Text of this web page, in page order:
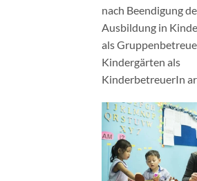
nach Beendigung
Ausbildung in
als
Kindergärten als
KinderbetreuerIn